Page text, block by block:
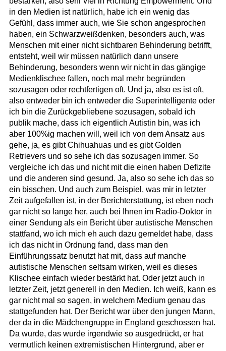
in den Medien ist natürlich, habe ich ein wenig das
Gefühl, dass immer auch, wie Sie schon angesprochen
haben, ein Schwarzweißdenken, besonders auch, was
Menschen mit einer nicht sichtbaren Behinderung betrifft,
entsteht, weil wir müssen natürlich dann unsere
Behinderung, besonders wenn wir nicht in das gängige
Medienklischee fallen, noch mal mehr begründen
sozusagen oder rechtfertigen oft. Und ja, also es ist oft,
also entweder bin ich entweder die Superintelligente oder
ich bin die Zurückgebliebene sozusagen, sobald ich
publik mache, dass ich eigentlich Autistin bin, was ich
aber 100%ig machen will, weil ich von dem Ansatz aus
gehe, ja, es gibt Chihuahuas und es gibt Golden
Retrievers und so sehe ich das sozusagen immer. So
vergleiche ich das und nicht mit die einen haben Defizite
und die anderen sind gesund. Ja, also so sehe ich das so
ein bisschen. Und auch zum Beispiel, was mir in letzter
Zeit aufgefallen ist, in der Berichterstattung, ist eben noch
gar nicht so lange her, auch bei Ihnen im Radio-Doktor in
einer Sendung als ein Bericht über autistische Menschen
stattfand, wo ich mich eh auch dazu gemeldet habe, dass
ich das nicht in Ordnung fand, dass man den
Einführungssatz benutzt hat mit, dass auf manche
autistische Menschen seltsam wirken, weil es dieses
Klischee einfach wieder bestärkt hat. Oder jetzt auch in
letzter Zeit, jetzt generell in den Medien. Ich weiß, kann es
gar nicht mal so sagen, in welchem Medium genau das
stattgefunden hat. Der Bericht war über den jungen Mann,
der da in die Mädchengruppe in England geschossen hat.
Da wurde, das wurde irgendwie so ausgedrückt, er hat
vermutlich keinen extremistischen Hintergrund, aber er